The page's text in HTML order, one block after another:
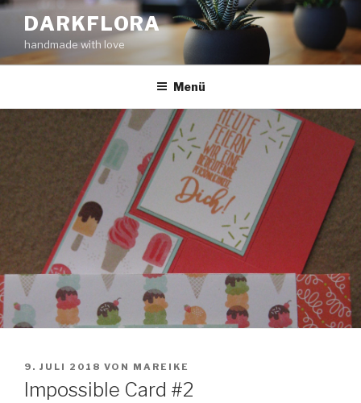
Zum
Inhalt
springen
DARKFLORA
handmade with love
Menü
VERÖFFENTLICHT
AM
9. JULI 2018 VON MAREIKE
Impossible Card #2